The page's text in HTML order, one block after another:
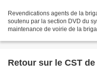
Revendications agents de la
soutenu par la section DVD du
maintenance de voirie de la
Retour sur le CST